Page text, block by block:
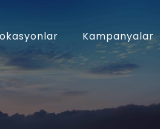
Kampanyalar